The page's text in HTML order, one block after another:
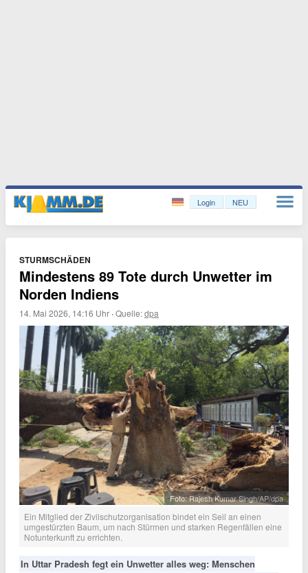
Login NEU
STURMSCHÄDEN
Mindestens 89 Tote durch Unwetter im
Norden Indiens
14. Mai 2026, 14:16 Uhr ·Quelle:dpa
Foto: Rajesh Kumar Singh/AP/dpa
Ein Mitglied der Zivilschutzorganisation bindet ein Seil an einen
umgestürzten Baum, um nach Stürmen und starken Regenfällen eine
Notunterkunft zu errichten.
In Uttar Pradesh fegt ein Unwetter alles weg: Menschen